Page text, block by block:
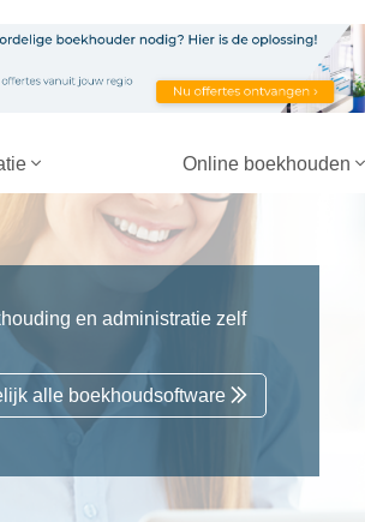
Online boekhouden
en administratie zelf
alle boekhoudsoftware